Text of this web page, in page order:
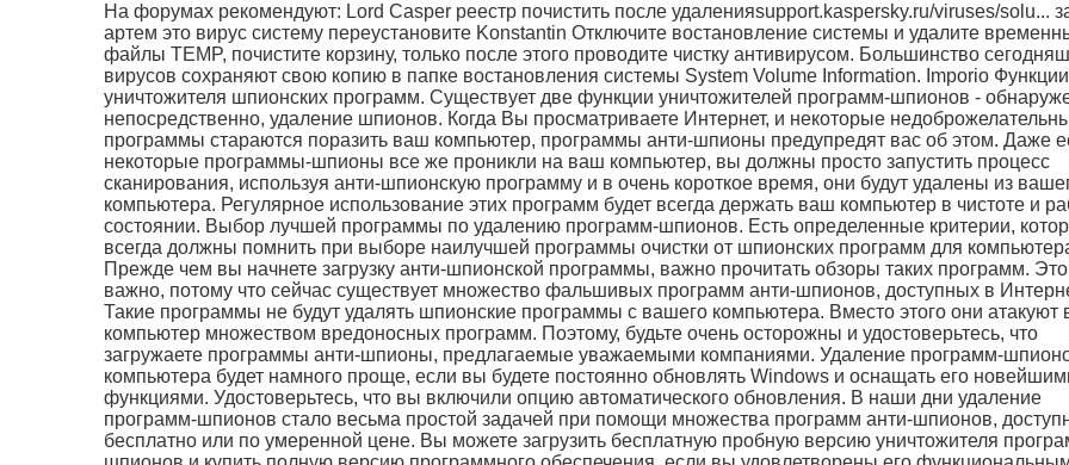
На форумах рекомендуют: Lord Casper реестр почистить после удаленияsupport.kaspersky.ru/viruses/solu...
артем это вирус систему переустановите Konstantin Отключите востановление системы и удалите
файлы TEMP, почистите корзину, только после этого проводите чистку антивирусом. Большинство
вирусов сохраняют свою копию в папке востановления системы System Volume Information. Imporio Функции
уничтожителя шпионских программ. Существует две функции уничтожителей программ-шпионов -
непосредственно, удаление шпионов. Когда Вы просматриваете Интернет, и некоторые
программы стараются поразить ваш компьютер, программы анти-шпионы предупредят вас об этом. Даже
некоторые программы-шпионы все же проникли на ваш компьютер, вы должны просто запустить процесс
сканирования, используя анти-шпионскую программу и в очень короткое время, они будут удалены из
компьютера. Регулярное использование этих программ будет всегда держать ваш компьютер в чистоте и
состоянии. Выбор лучшей программы по удалению программ-шпионов. Есть определенные критерии,
всегда должны помнить при выборе наилучшей программы очистки от шпионских программ для
Прежде чем вы начнете загрузку анти-шпионской программы, важно прочитать обзоры таких программ. Это
важно, потому что сейчас существует множество фальшивых программ анти-шпионов, доступных в
Такие программы не будут удалять шпионские программы с вашего компьютера. Вместо этого они атакуют
компьютер множеством вредоносных программ. Поэтому, будьте очень осторожны и удостоверьтесь, что
загружаете программы анти-шпионы, предлагаемые уважаемыми компаниями. Удаление программ-
компьютера будет намного проще, если вы будете постоянно обновлять Windows и оснащать его
функциями. Удостоверьтесь, что вы включили опцию автоматического обновления. В наши дни удаление
программ-шпионов стало весьма простой задачей при помощи множества программ анти-шпионов,
бесплатно или по умеренной цене. Вы можете загрузить бесплатную пробную версию уничтожителя